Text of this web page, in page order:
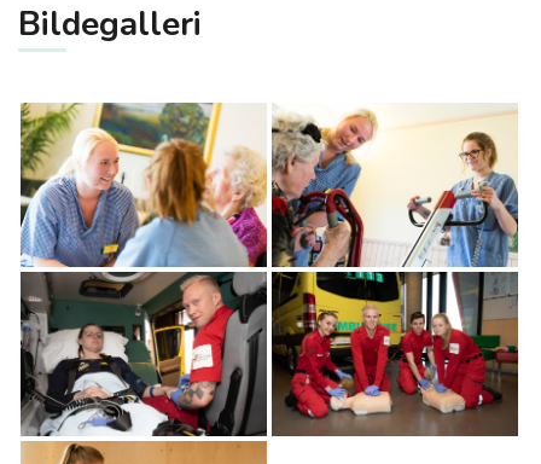
Bildegalleri